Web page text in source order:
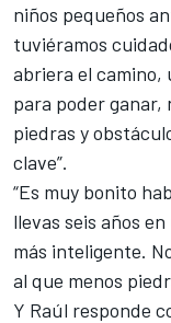
niños pequeños
tuviéramos
abriera el camino,
para poder ganar,
piedras y
clave”.
“Es muy bonito
llevas seis años
más inteligente.
al que menos
Y Raúl responde